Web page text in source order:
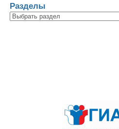
Разделы